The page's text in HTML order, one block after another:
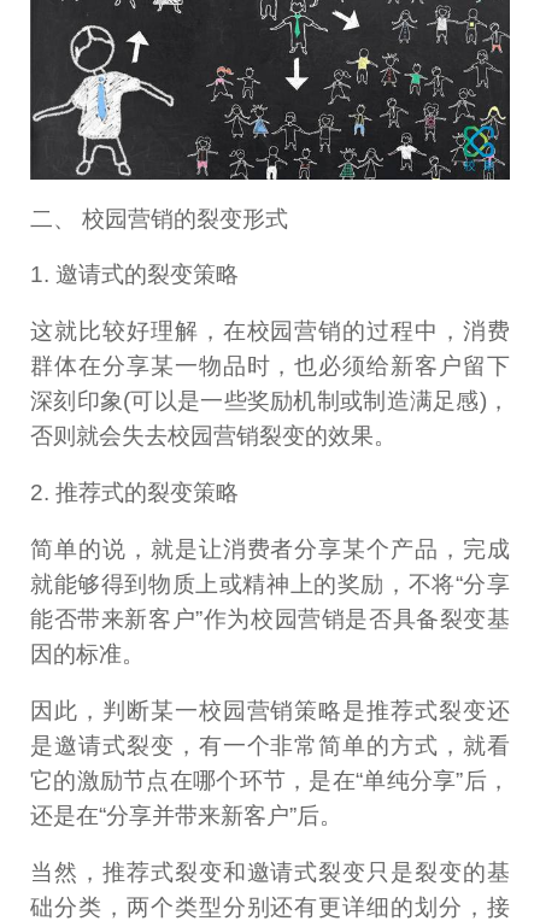
二、 校园营销的裂变形式
1. 邀请式的裂变策略
这就比较好理解，在校园营销的过程中，消费
群体在分享某一物品时，也必须给新客户留下
深刻印象(可以是一些奖励机制或制造满足感)，
否则就会失去校园营销裂变的效果。
2. 推荐式的裂变策略
简单的说，就是让消费者分享某个产品，完成
就能够得到物质上或精神上的奖励，不将“分享
能否带来新客户”作为校园营销是否具备裂变基
因的标准。
因此，判断某一校园营销策略是推荐式裂变还
是邀请式裂变，有一个非常简单的方式，就看
它的激励节点在哪个环节，是在“单纯分享”后，
还是在“分享并带来新客户”后。
当然，推荐式裂变和邀请式裂变只是裂变的基
础分类，两个类型分别还有更详细的划分，接